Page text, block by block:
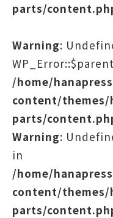
parts/
Warning:
/home/
content/
parts/
Warning:
in
/home/
content/
parts/